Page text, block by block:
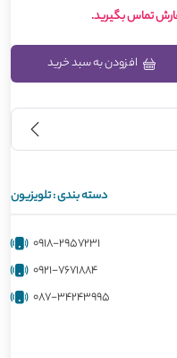
تماس بگیرید.
افزودن به سبد خرید
دسته بندی :تلویزیون
0918-2957231
0921-7671884
087-34243995